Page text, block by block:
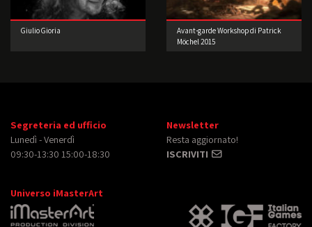
Giulio Gioria
Avant-garde Workshop di Patrick
Möchel 2015
Segreteria ed ufficio
Lunedì - Venerdì
09:30-13:30 15:00-18:30
Newsletter
Resta aggiornato!
ISCRIVITI
Universo iMasterArt